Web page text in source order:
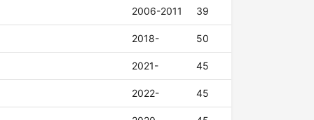
2006-2011 39
2018- 50
2021- 45
2022- 45